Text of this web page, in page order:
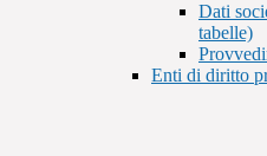
Dati
tabelle)
Enti di diritto